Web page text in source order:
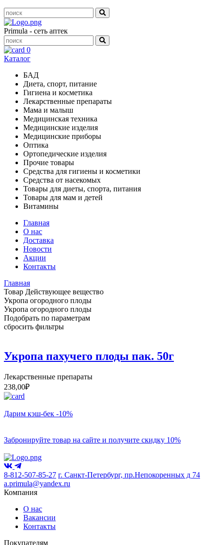
Primula - сеть аптек
0
Каталог
БАД
Диета, спорт, питание
Гигиена и косметика
Лекарственные препараты
Мама и малыш
Медицинская техника
Медицинские изделия
Медицинские приборы
Оптика
Ортопедические изделия
Прочие товары
Средства для гигиены и косметики
Средства от насекомых
Товары для диеты, спорта, питания
Товары для мам и детей
Витамины
Главная
О нас
Доставка
Новости
Акции
Контакты
Главная
Товар Действующее вещество
Укропа огородного плоды
Укропа огородного плоды
Подобрать по параметрам
сбросить фильтры
Укропа пахучего плоды пак. 50г
Лекарственные препараты
238,00₽
Дарим кэш-бек -10%
Забронируйте товар на сайте и получите скидку 10%
8-812-507-85-27 г. Санкт-Петербург, пр.Непокоренных д 74
a.primula@yandex.ru
Компания
О нас
Вакансии
Контакты
Покупателям